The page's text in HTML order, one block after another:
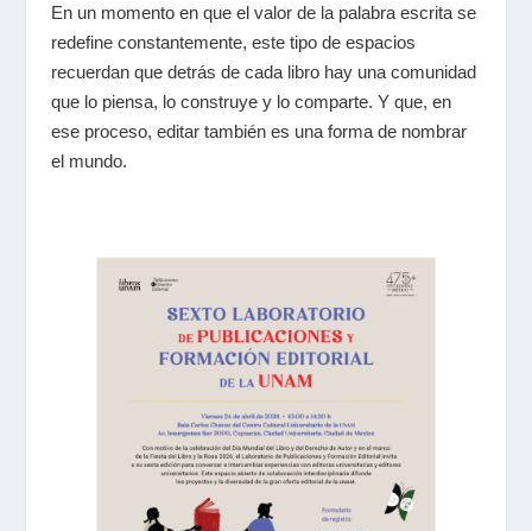
En un momento en que el valor de la palabra escrita se
redefine constantemente, este tipo de espacios
recuerdan que detrás de cada libro hay una comunidad
que lo piensa, lo construye y lo comparte. Y que, en
ese proceso, editar también es una forma de nombrar
el mundo.